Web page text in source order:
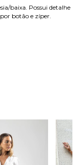
baixa. Possui detalhe
botão e zíper.